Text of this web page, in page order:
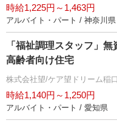
時給1,225円～1,463円
アルバイト・パート / 神奈川県
「福祉調理スタッフ」
高齢者向け住宅
株式会社望/ケア望ドリーム稲口
時給1,140円～1,250円
アルバイト・パート / 愛知県